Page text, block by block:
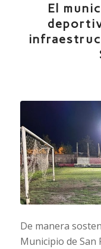
El
De manera
Municipio de San